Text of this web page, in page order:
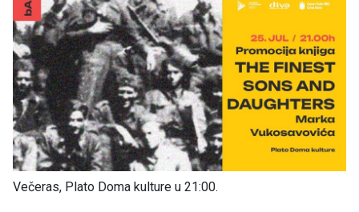
Večeras, Plato Doma kulture u 21:00.